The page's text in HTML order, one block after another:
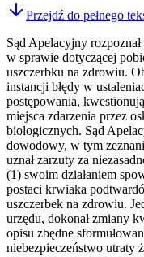
Przejdź do pełnego
Sąd Apelacyjny
w sprawie dotyczącej
uszczerbku na zdrowiu.
instancji błędy w
postępowania,
miejsca zdarzenia przez
biologicznych. Sąd
dowodowy, w tym
uznał zarzuty za
(1) swoim działaniem
postaci krwiaka
uszczerbek na zdrowiu.
urzędu, dokonał zmiany
opisu zbędne
niebezpieczeństwo utraty